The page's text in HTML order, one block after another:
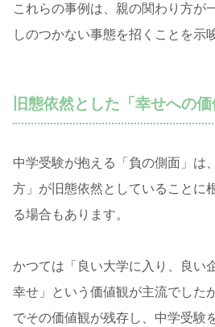
これらの事例は、親の関わり方が
しのつかない事態を招くことを示
旧態依然とした「幸せへの
中学受験が抱える「負の側面」は
方」が旧態依然としていることに
る場合もあります。
かつては「良い大学に入り、良い
幸せ」という価値観が主流でした
でその価値観が残存し、中学受験